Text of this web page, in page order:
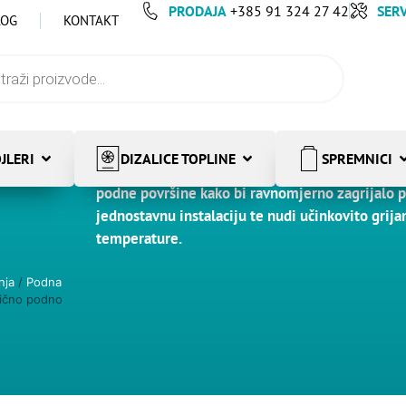
KONTAKT
PRODAJA +385 91 324 27 42
DIZALICE TOPLINE SPREMNICI
/ Podna
podno
Električno podno grijanje koristi električne
podne površine kako bi ravnomjerno zagrijalo
jednostavnu instalaciju te nudi učinkovito
temperature.